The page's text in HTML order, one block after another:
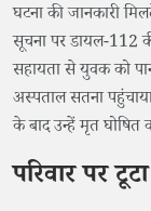
घटना की जानकारी
सूचना पर डायल-112
सहायता से युवक को
अस्पताल सतना
के बाद उन्हें मृत घोषित
परिवार पर